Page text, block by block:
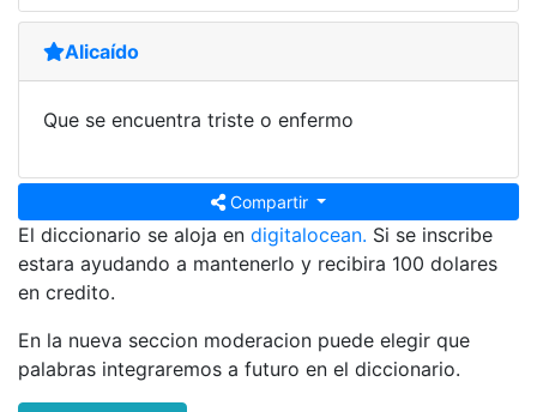
Alicaído
Que se encuentra triste o enfermo
Compartir
El diccionario se aloja en digitalocean. Si se inscribe
estara ayudando a mantenerlo y recibira 100 dolares
en credito.
En la nueva seccion moderacion puede elegir que
palabras integraremos a futuro en el diccionario.